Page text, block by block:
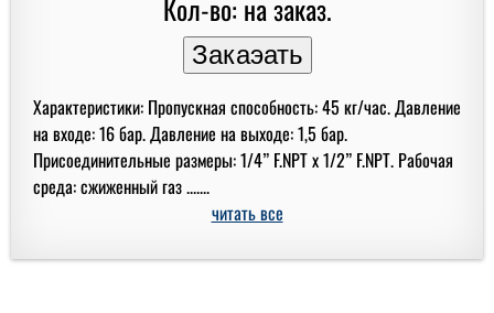
Кол-во: на заказ.
Характеристики: Пропускная способность: 45 кг/час. Давление
на входе: 16 бар. Давление на выходе: 1,5 бар.
Присоединительные размеры: 1/4” F.NPT x 1/2” F.NPT. Рабочая
среда: сжиженный газ .......
читать все